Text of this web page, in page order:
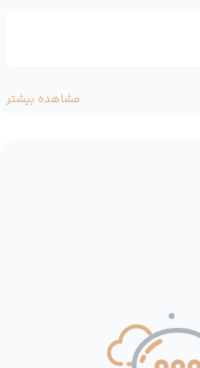
مشاهده بیشتر